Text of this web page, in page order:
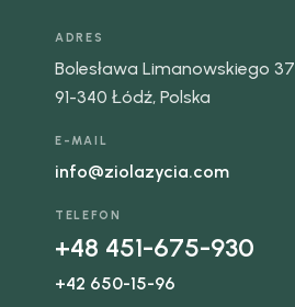
ADRES
Bolesława Limanowskiego 37
91-340 Łódź, Polska
E-MAIL
info@ziolazycia.com
TELEFON
+48 451-675-930
+42 650-15-96